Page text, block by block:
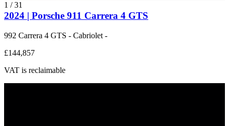
1 /31
2024 | Porsche 911 Carrera 4 GTS
992 Carrera 4 GTS - Cabriolet -
£144,857
VAT is reclaimable